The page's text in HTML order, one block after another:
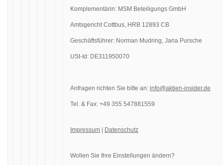
Komplementärin: MSM Beteiligungs GmbH
Amtsgericht Cottbus, HRB 12893 CB
Geschäftsführer: Norman Mudring, Jana Pursche
USt-Id: DE311950070
Anfragen richten Sie bitte an: info@aktien-insider.de
Tel. & Fax: +49 355 547881559
Impressum Datenschutz
Wollen Sie Ihre Einstellungen ändern?